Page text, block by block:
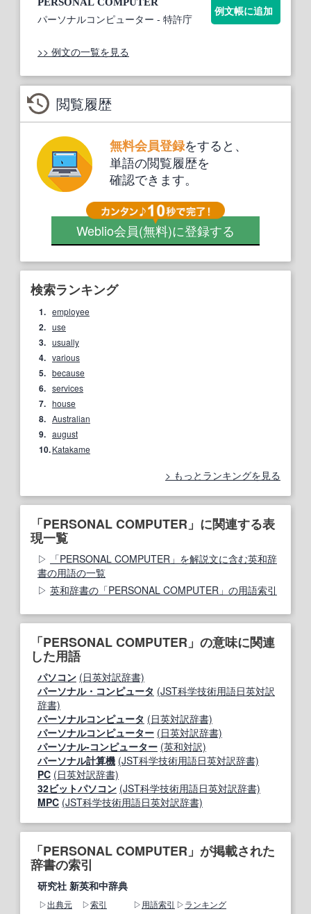
パーソナルコンピューター - 特許庁
例文帳に追加
>> 例文の一覧を見る
閲覧履歴
無料会員登録をすると、
単語の閲覧履歴を
確認できます。
Weblio会員(無料)に登録する
検索ランキング
1. employee
2. use
3. usually
4. various
5. because
6. services
7. house
8. Australian
9. august
10.Katakame
もっとランキングを見る
「PERSONAL COMPUTER」に関連する表
現一覧
「PERSONAL COMPUTER」を解説文に含む英和辞
書の用語の一覧
英和辞書の「PERSONAL COMPUTER」の用語索引
「PERSONAL COMPUTER」の意味に関連
した用語
パソコン (日英対訳辞書)
パーソナル・コンピュータ (JST科学技術用語日英対訳
辞書)
パーソナルコンピュータ (日英対訳辞書)
パーソナルコンピューター (日英対訳辞書)
パーソナル‐コンピューター (英和対訳)
パーソナル計算機 (JST科学技術用語日英対訳辞書)
PC (日英対訳辞書)
32ビットパソコン (JST科学技術用語日英対訳辞書)
MPC (JST科学技術用語日英対訳辞書)
「PERSONAL COMPUTER」が掲載された
辞書の索引
研究社 新英和中辞典
出典元 索引 用語索引
ランキング